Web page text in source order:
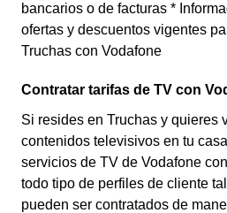
bancarios o de facturas *
ofertas y descuentos vigentes
Truchas con Vodafone
Contratar tarifas de TV con
Si resides en Truchas y quieres
contenidos televisivos en tu
servicios de TV de Vodafone
todo tipo de perfiles de cliente
pueden ser contratados de